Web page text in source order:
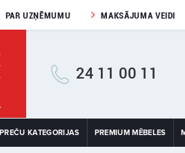
PAR UZŅĒMUMU MAKSĀJUMA VEIDI
24 11 00 11
PREČU KATEGORIJAS PREMIUM MĒBELES